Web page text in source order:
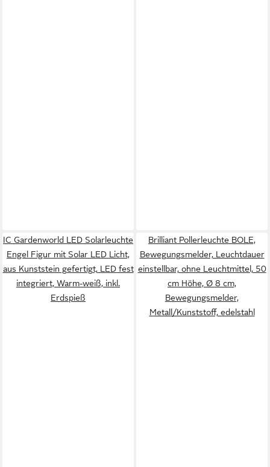
IC Gardenworld LED Solarleuchte
Engel Figur mit Solar LED Licht,
aus Kunststein gefertigt, LED fest
integriert, Warm-weiß, inkl.
Erdspieß
Brilliant Pollerleuchte BOLE,
Bewegungsmelder, Leuchtdauer
einstellbar, ohne Leuchtmittel, 50
cm Höhe, Ø 8 cm,
Bewegungsmelder,
Metall/Kunststoff, edelstahl